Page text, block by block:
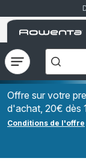
Ouvrir
le
menu
recherchez-
vous
?","Aspirateurs
à
Cheveux"]
Offre sur votre
d'achat, 20€ dès
Conditions de l'offre